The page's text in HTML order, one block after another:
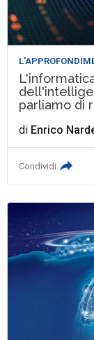
parliamo di
di Enrico
Condividi